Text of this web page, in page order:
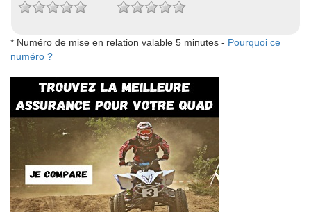
* Numéro de mise en relation valable 5 minutes - Pourquoi ce
numéro ?